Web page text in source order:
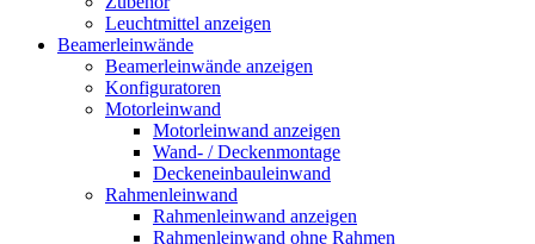
Leuchtmittel anzeigen
Beamerleinwände
Beamerleinwände anzeigen
Konfiguratoren
Motorleinwand
Motorleinwand anzeigen
Wand- / Deckenmontage
Deckeneinbauleinwand
Rahmenleinwand
Rahmenleinwand anzeigen
Rahmenleinwand ohne Rahmen